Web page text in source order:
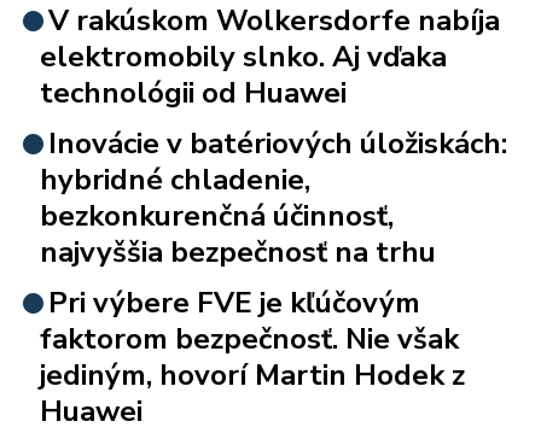
V rakúskom Wolkersdorfe nabíja
elektromobily slnko. Aj vďaka
technológii od Huawei
Inovácie v batériových úložiskách:
hybridné chladenie,
bezkonkurenčná účinnosť,
najvyššia bezpečnosť na trhu
Pri výbere FVE je kľúčovým
faktorom bezpečnosť. Nie však
jediným, hovorí Martin Hodek z
Huawei